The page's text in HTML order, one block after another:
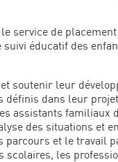
service de
suivi éducatif des
soutenir leur
définis dans leur
assistants familiaux
des situations et
parcours et le travail
scolaires, les